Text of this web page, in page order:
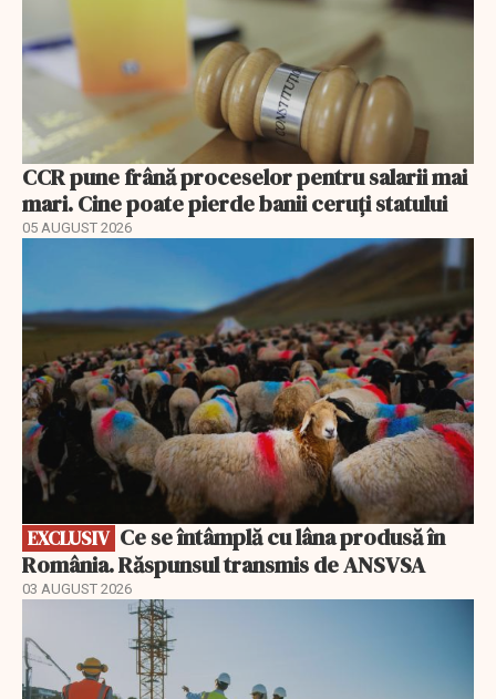
CCR pune frână proceselor pentru salarii mai
mari. Cine poate pierde banii ceruți statului
05 AUGUST 2026
EXCLUSIV
România. Răspunsul transmis de ANSVSA
03 AUGUST 2026